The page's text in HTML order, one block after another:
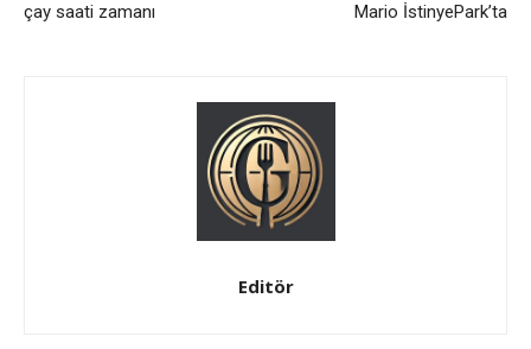
çay saati zamanı
Mario İstinyePark’ta
Editör